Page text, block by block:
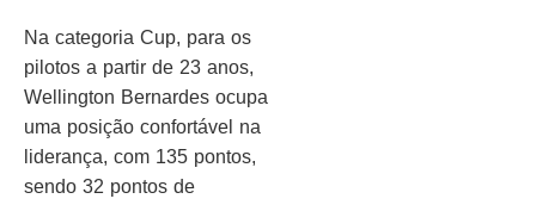
Na categoria Cup, para os
pilotos a partir de 23 anos,
Wellington Bernardes ocupa
uma posição confortável na
liderança, com 135 pontos,
sendo 32 pontos de